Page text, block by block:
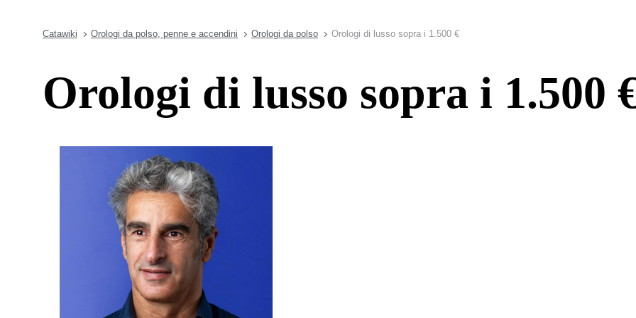
Catawiki Orologi da polso, penne e accendini Orologi da polso Orologi di lusso sopra i 1.500 €
Orologi di lusso sopra i 1.500